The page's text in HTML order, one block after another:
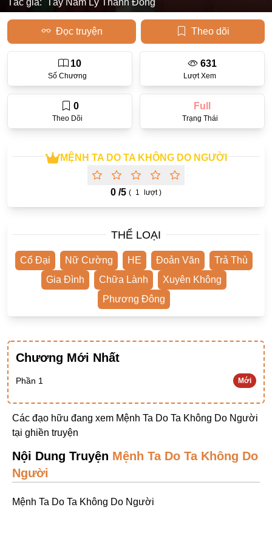
Học Đường
Điền Văn
Thanh Xuân Vườn Trường
Cưới Trước Yêu Sau
Không CP
Hành Động
Gương Vỡ Lại Lành
Ngược Nữ
Ngược Nam
Ngược Luyến Tàn Tâm
Thức Tỉnh Nhân Vật
Học Bá
OE
Bình Luận Cốt Truyện
MỆNH TA DO TA KHÔNG DO NGƯỜI
0 /5 ( 1 lượt )
Số Chương
10
Lượt Xem
631
Theo Dõi
0
Trạng Thái
Full
THỂ LOẠI
Cổ Đại Nữ Cường HE Đoản Văn
Trả Thù
Gia Đình
Chữa Lành
Xuyên Không
Phương Đông
Đọc truyện Theo dõi
Chương Mới Nhất
Phần 1 Mới
Các đạo hữu đang xem Mệnh Ta Do Ta Không Do Người
tại ghiền truyện
Nội Dung Truyện Mệnh Ta Do Ta Không Do
Người
Mệnh Ta Do Ta Không Do Người